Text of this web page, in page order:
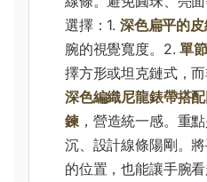
選擇：1. 深色扁平的
腕的視覺寬度。2.單
擇方形或坦克鏈式，
深色編織尼龍錶帶搭
鍊，營造統一感。重
沉、設計線條陽剛。
的位置，也能讓手腕看